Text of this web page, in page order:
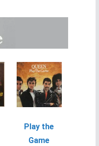
Play the
Game